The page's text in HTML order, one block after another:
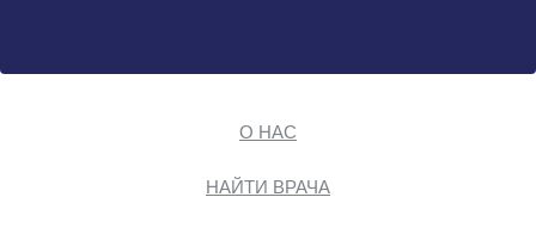
О НАС
НАЙТИ ВРАЧА